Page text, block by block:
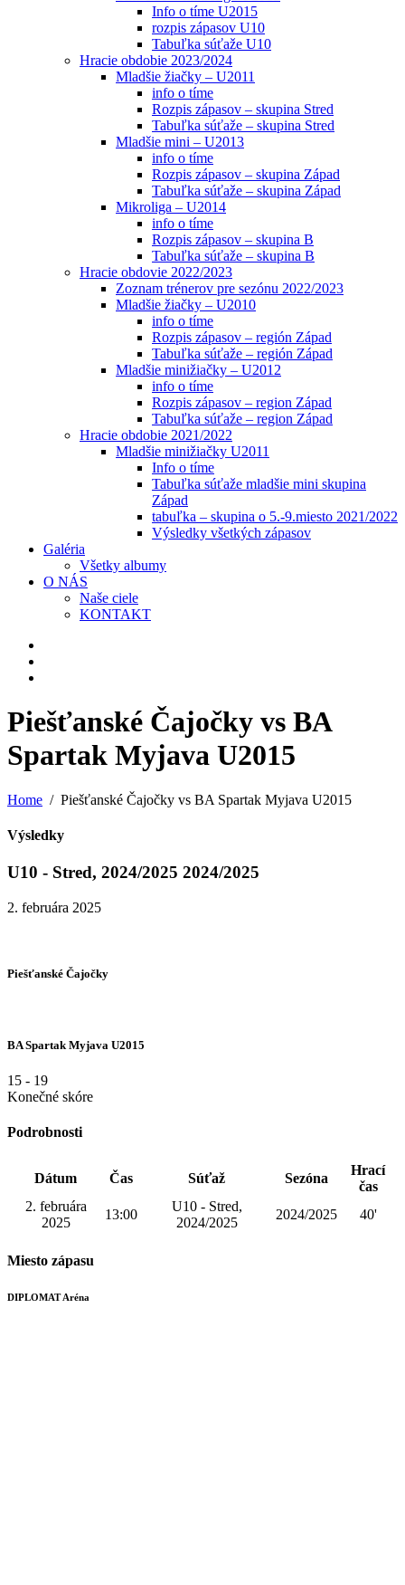
Info o tíme U2015
rozpis zápasov U10
Tabuľka súťaže U10
Hracie obdobie 2023/2024
Mladšie žiačky – U2011
info o tíme
Rozpis zápasov – skupina Stred
Tabuľka súťaže – skupina Stred
Mladšie mini – U2013
info o tíme
Rozpis zápasov – skupina Západ
Tabuľka súťaže – skupina Západ
Mikroliga – U2014
info o tíme
Rozpis zápasov – skupina B
Tabuľka súťaže – skupina B
Hracie obdovie 2022/2023
Zoznam trénerov pre sezónu 2022/2023
Mladšie žiačky – U2010
info o tíme
Rozpis zápasov – región Západ
Tabuľka súťaže – región Západ
Mladšie minižiačky – U2012
info o tíme
Rozpis zápasov – region Západ
Tabuľka súťaže – region Západ
Hracie obdobie 2021/2022
Mladšie minižiačky U2011
Info o tíme
Tabuľka súťaže mladšie mini skupina
Západ
tabuľka – skupina o 5.-9.miesto 2021/2022
Výsledky všetkých zápasov
Galéria
Všetky albumy
O NÁS
Naše ciele
KONTAKT
Piešťanské Čajočky vs BA
Spartak Myjava U2015
Home Piešťanské Čajočky vs BA Spartak Myjava U2015
Výsledky
U10 - Stred, 2024/2025 2024/2025
2. februára 2025
Piešťanské Čajočky
BA Spartak Myjava U2015
15 - 19
Konečné skóre
Podrobnosti
Dátum Čas Súťaž Sezóna
Hrací
čas
2. februára
2025
13:00
U10 - Stred,
2024/2025
2024/2025 40'
Miesto zápasu
DIPLOMAT Aréna